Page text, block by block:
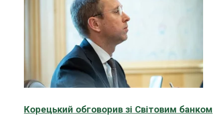
Корецький обговорив зі Світовим банком